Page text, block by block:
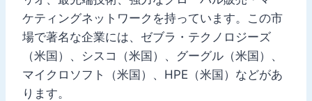
ケティングネットワークを持っています。この市
場で著名な企業には、ゼブラ・テクノロジーズ
（米国）、シスコ（米国）、グーグル（米国）、
マイクロソフト（米国）、HPE（米国）などがあ
ります。